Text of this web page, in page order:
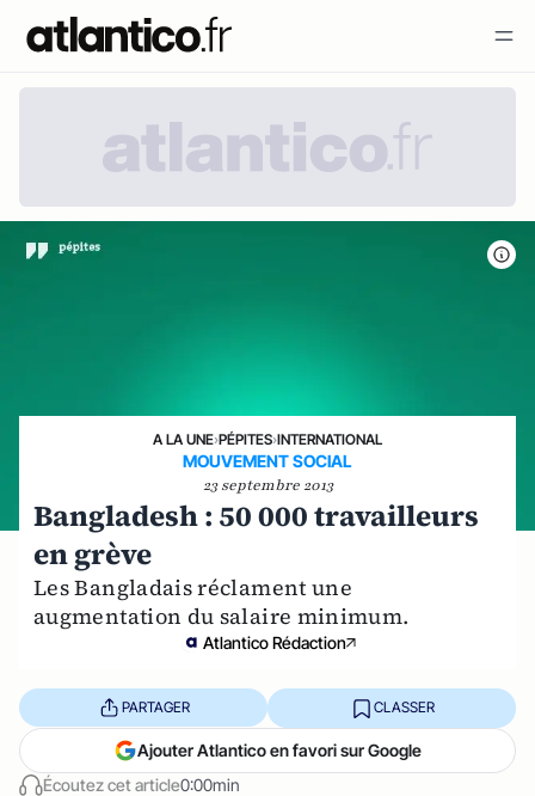
A LA UNE›PÉPITES›INTERNATIONAL
MOUVEMENT SOCIAL
23 septembre 2013
Bangladesh : 50 000 travailleurs
en grève
Les Bangladais réclament une
augmentation du salaire minimum.
Atlantico Rédaction
Écoutez cet article0:00min
PARTAGER CLASSER
Ajouter Atlantico en favori sur Google